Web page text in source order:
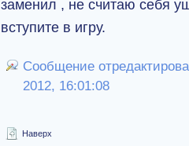
заменил , не считаю себя
вступите в игру.
Сообщение
2012, 16:01:08
Наверх